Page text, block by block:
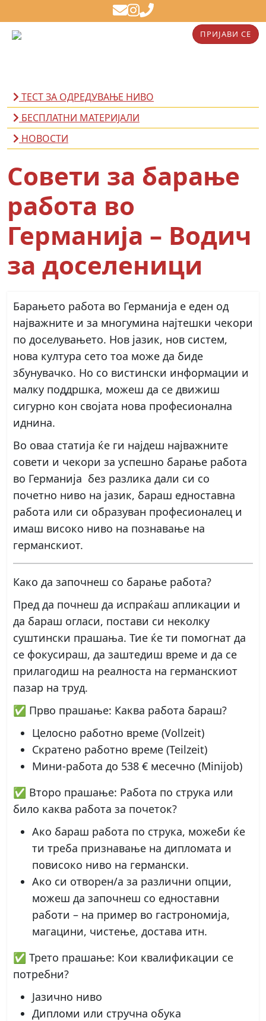
ПРИЈАВИ СЕ
ТЕСТ ЗА ОДРЕДУВАЊЕ НИВО
БЕСПЛАТНИ МАТЕРИЈАЛИ
НОВОСТИ
Совети за барање
работа во
Германија – Водич
за доселеници
Барањето работа во Германија е еден од
најважните и за многумина најтешки чекори
по доселувањето. Нов јазик, нов систем,
нова култура сето тоа може да биде
збунувачко. Но со вистински информации и
малку поддршка, можеш да се движиш
сигурно кон својата нова професионална
иднина.
Во оваа статија ќе ги најдеш најважните
совети и чекори за успешно барање работа
во Германија без разлика дали си со
почетно ниво на јазик, бараш едноставна
работа или си образуван професионалец и
имаш високо ниво на познавање на
германскиот.
Како да започнеш со барање работа?
Пред да почнеш да испраќаш апликации и
да бараш огласи, постави си неколку
суштински прашања. Тие ќе ти помогнат да
се фокусираш, да заштедиш време и да се
прилагодиш на реалноста на германскиот
пазар на труд.
✅ Прво прашање: Каква работа бараш?
Целосно работно време (Vollzeit)
Скратено работно време (Teilzeit)
Мини-работа до 538 € месечно (Minijob)
✅ Второ прашање: Работа по струка или
било каква работа за почеток?
Ако бараш работа по струка, можеби ќе
ти треба признавање на дипломата и
повисоко ниво на германски.
Ако си отворен/а за различни опции,
можеш да започнеш со едноставни
работи – на пример во гастрономија,
магацини, чистење, достава итн.
✅ Трето прашање: Кои квалификации се
потребни?
Јазично ниво
Дипломи или стручна обука